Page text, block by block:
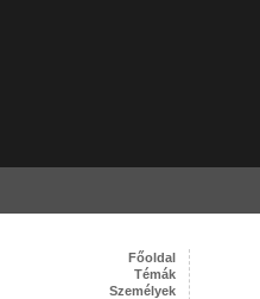
Főoldal
Témák
Személyek